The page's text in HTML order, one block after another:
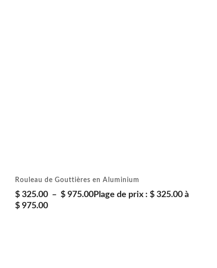
Rouleau de Gouttières en Aluminium
$ 325.00 – $ 975.00Plage de prix : $ 325.00 à
$ 975.00